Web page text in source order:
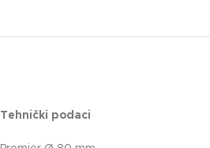
Tehnički podaci